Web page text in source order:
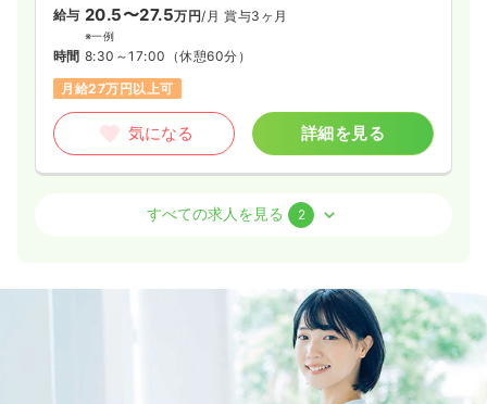
給与 20.5〜27.5万円/月 賞与3ヶ月
※一例
時間 8:30～17:00 （休憩60分）
月給27万円以上可
気になる 詳細を見る
賞与3.2ヶ月
月給27万円以上可
すべての求人を見る 2